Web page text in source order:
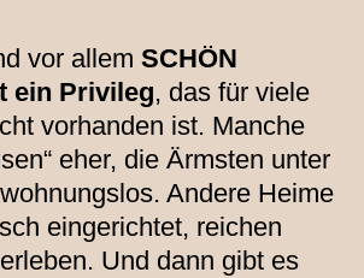
vor allemSCHÖN
ein Privileg, das für viele
vorhanden ist. Manche
eher, die Ärmsten unter
Andere Heime
eingerichtet, reichen
Und dann gibt es